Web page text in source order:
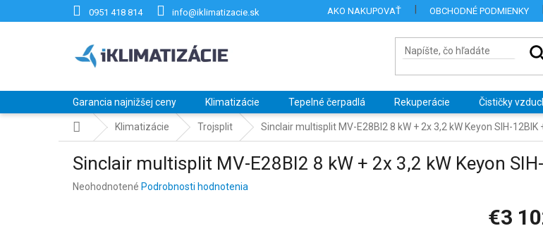
0951 418 814 info@iklimatizacie.sk AKO NAKUPOVAŤ OBCHODNÉ PODMIENKY
Garancia najnižšej ceny Klimatizácie Tepelné čerpadlá Rekuperácie Čističky
DomovKlimatizácie Trojsplit Sinclair multisplit MV-E28BI2 8 kW + 2x 3,2 kW Keyon SIH-12BIK
Sinclair multisplit MV-E28BI2 8 kW + 2x 3,2 kW Keyon
Priemerné
Neohodnotené Podrobnosti hodnotenia
€3